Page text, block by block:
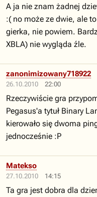
A ja nie znam żadnej
:( no może ze dwie, ale
gierka, nie powiem.
XBLA) nie wygląda źle.
26.10.2010 22:00
zanonimizowany718922
Rzeczywiście gra
Pegasus'a tytuł Binary
kierowało się dwoma
jednocześnie :P
27.10.2010 14:15
Matekso
Ta gra jest dobra dla